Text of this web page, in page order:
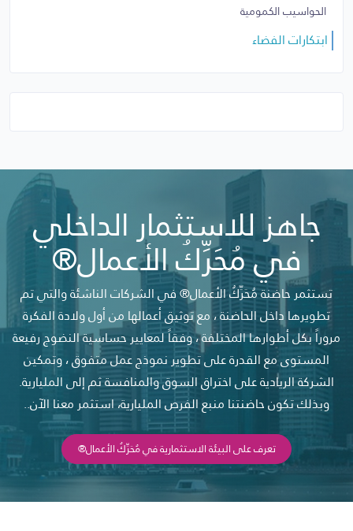
الحواسيب الكمومية
ابتكارات الفضاء
جاهز للاستثمار الداخلي
في مُحَرِّكُ الأعمال®
تستثمر حاضنة مُحَرِّكُ الأعمال® في الشركات الناشئة والتي تم
تطويرها داخل الحاضنة ، مع توثيق أعمالها من أول ولادة الفكرة
مروراً بكل أطوارها المختلفة ، وفقاً لمعايير حساسية النضوج رفيعة
المستوى مع القدرة على تطوير نموذج عمل متفوق ، وتمكين
الشركة الريادية على اختراق السوق والمنافسة ثم إلى المليارية.
وبذلك تكون حاضنتنا منبع الفرص المليارية، استثمر معنا الآن..
تعرف على البيئة الاستثمارية في مُحَرِّكُ الأعمال®